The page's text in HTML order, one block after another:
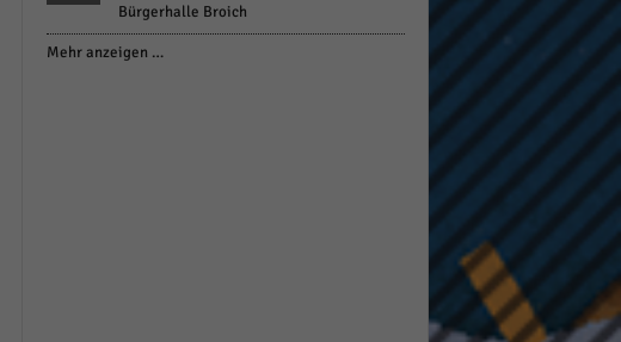
Bürgerhalle Broich
Mehr anzeigen …